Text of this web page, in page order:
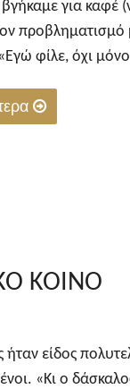
για καφέ
προβληματισμό
φίλε, όχι
ΚΟΙΝΟ
είδος
«Κι ο